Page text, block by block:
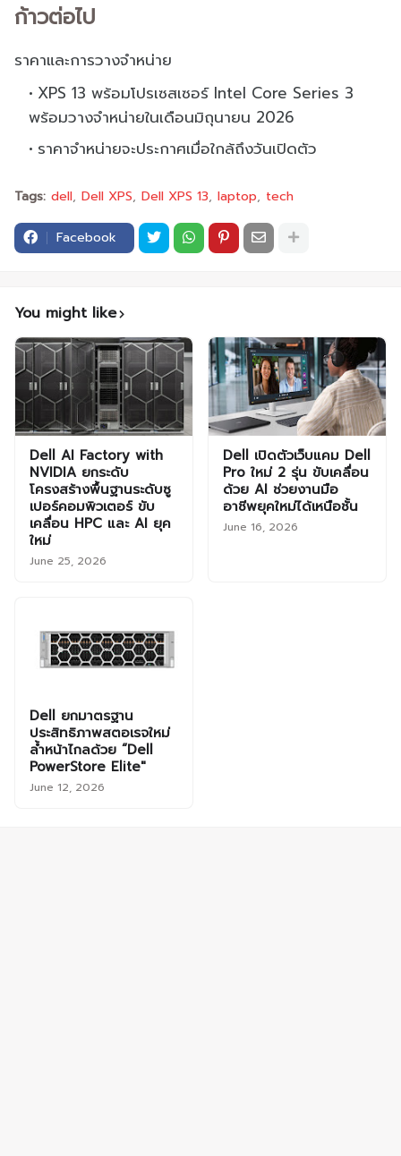
ก้าวต่อไป
ราคาและการวางจำหน่าย
XPS 13 พร้อมโปรเซสเซอร์ Intel Core Series 3
พร้อมวางจำหน่ายในเดือนมิถุนายน 2026
ราคาจำหน่ายจะประกาศเมื่อใกล้ถึงวันเปิดตัว
Tags: dell Dell XPS Dell XPS 13 laptop tech
Facebook
You might like
Dell AI Factory with
NVIDIA ยกระดับ
โครงสร้างพื้นฐานระดับซู
เปอร์คอมพิวเตอร์ ขับ
เคลื่อน HPC และ AI ยุค
ใหม่
June 25, 2026
Dell เปิดตัวเว็บแคม Dell
Pro ใหม่ 2 รุ่น ขับเคลื่อน
ด้วย AI ช่วยงานมือ
อาชีพยุคใหม่ได้เหนือชั้น
June 16, 2026
Dell ยกมาตรฐาน
ประสิทธิภาพสตอเรจใหม่
ล้ำหน้าไกลด้วย “Dell
PowerStore Elite"
June 12, 2026